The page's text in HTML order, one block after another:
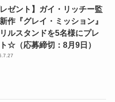
レゼント】ガイ・リッチー監
作『グレイ・ミッション』
ルスタンドを5名様にプレ
☆（応募締切：8月9日）